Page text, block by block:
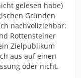
gelesen habe)
Gründen
nachvollziehbar:
Rottensteiner
Zielpublikum
aus auf einen
oder nicht.